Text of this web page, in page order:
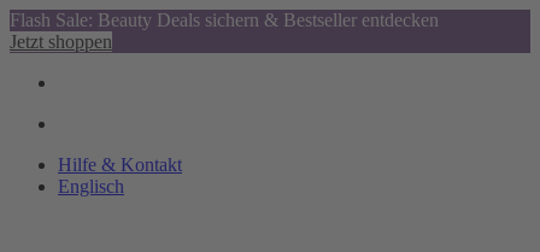
Flash Sale: Beauty Deals sichern & Bestseller entdecken
Jetzt shoppen
Hilfe & Kontakt
Englisch